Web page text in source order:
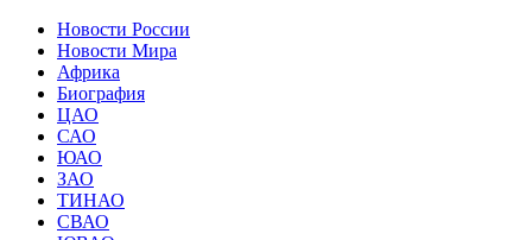
Новости России
Новости Мира
Африка
Биография
ЦАО
САО
ЮАО
ЗАО
ТИНАО
СВАО